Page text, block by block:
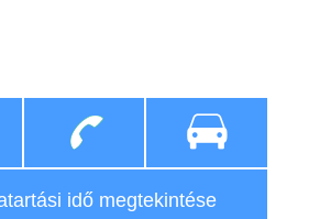
idő megtekintése